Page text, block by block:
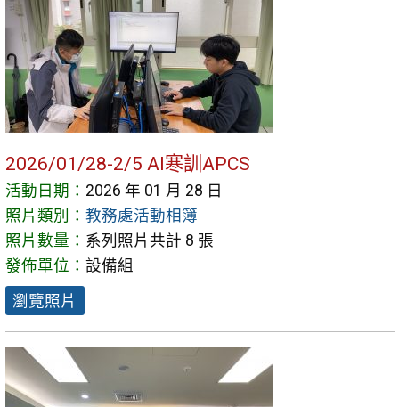
2026/01/28-2/5 AI寒訓APCS
活動日期： 2026 年 01 月 28 日
照片類別： 教務處活動相簿
照片數量： 系列照片共計 8 張
發佈單位： 設備組
瀏覽照片